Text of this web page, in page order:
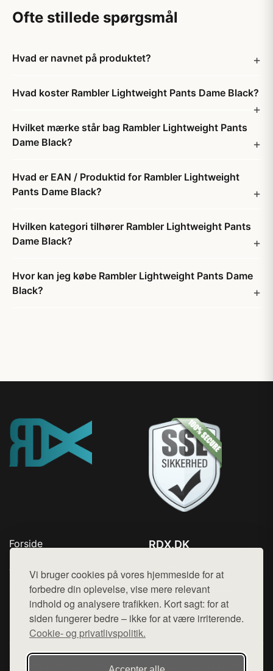
Vi bruger cookies på vores hjemmeside for at
forbedre din oplevelse, vise mere relevant
indhold og analysere trafikken. Kort sagt: for at
siden fungerer bedre – ikke for at være irriterende.
Cookie- og privatlivspolitik.
Ofte stillede spørgsmål
Hvad er navnet på produktet?
Hvad koster Rambler Lightweight Pants Dame Black?
Hvilket mærke står bag Rambler Lightweight Pants
Dame Black?
Hvad er EAN / Produktid for Rambler Lightweight
Pants Dame Black?
Hvilken kategori tilhører Rambler Lightweight Pants
Dame Black?
Hvor kan jeg købe Rambler Lightweight Pants Dame
Black?
Forside
Top Rabatter
Blog
Kontakt
RDX.DK
Mail: hej@want.dk
Cookie- og privatlivspolitik
Denne side er en del af want.dk, der udgiver en række